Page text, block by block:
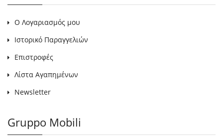
Ο Λογαριασμός μου
Ιστορικό Παραγγελιών
Επιστροφές
Λίστα Αγαπημένων
Newsletter
Gruppo Mobili